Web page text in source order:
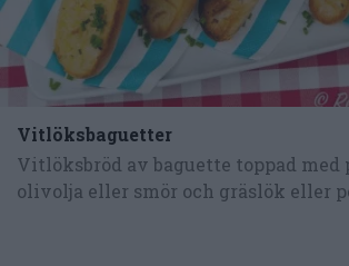
Vitlöksbaguetter
Vitlöksbröd av baguette toppad med
olivolja eller smör och gräslök eller